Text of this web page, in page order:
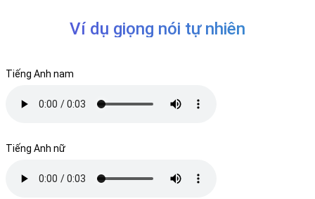
Ví dụ giọng nói tự nhiên
Tiếng Anh nam
Tiếng Anh nữ